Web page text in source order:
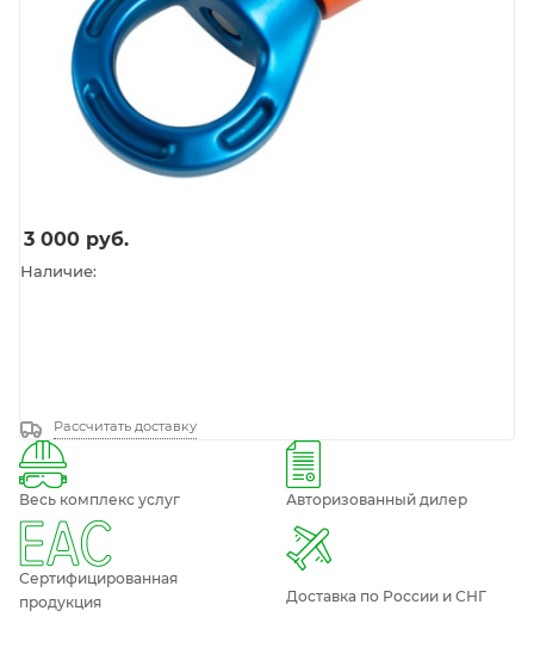
3 000 руб.
Наличие:
Рассчитать доставку
Весь комплекс услуг Авторизованный дилер
Сертифицированная
продукция
Доставка по России и СНГ